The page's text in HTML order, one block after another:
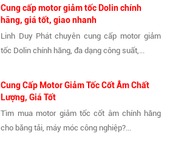
Cung cấp motor giảm tốc Dolin chính
hãng, giá tốt, giao nhanh
Linh Duy Phát chuyên cung cấp motor giảm
tốc Dolin chính hãng, đa dạng công suất,...
Cung Cấp Motor Giảm Tốc Cốt Âm Chất
Lượng, Giá Tốt
Tìm mua motor giảm tốc cốt âm chính hãng
cho băng tải, máy móc công nghiệp?...